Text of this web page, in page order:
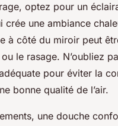
optez pour un
crée une ambiance
à côté du miroir peut
le rasage. N’oubliez
pour éviter la
bonne qualité de l’air.
une douche